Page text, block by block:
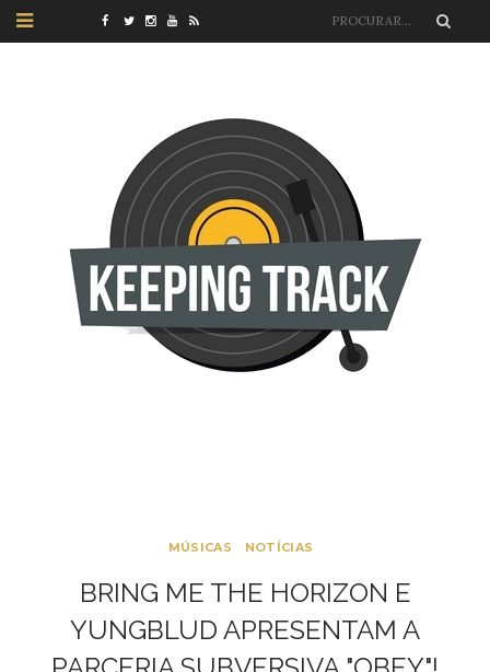
MÚSICAS NOTÍCIAS
BRING ME THE HORIZON E
YUNGBLUD APRESENTAM A